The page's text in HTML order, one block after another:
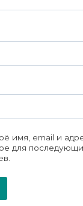
имя, email и
для